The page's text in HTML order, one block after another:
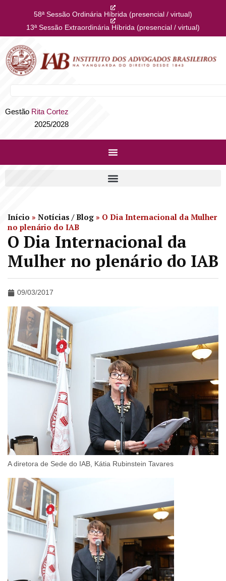
58ª Sessão Ordinária Híbrida (presencial / virtual)
13ª Sessão Extraordinária Híbrida (presencial / virtual)
Gestão Rita Cortez
2025/2028
Início » Notícias / Blog » O Dia Internacional da Mulher
no plenário do IAB
O Dia Internacional da
Mulher no plenário do IAB
09/03/2017
A diretora de Sede do IAB, Kátia Rubinstein Tavares